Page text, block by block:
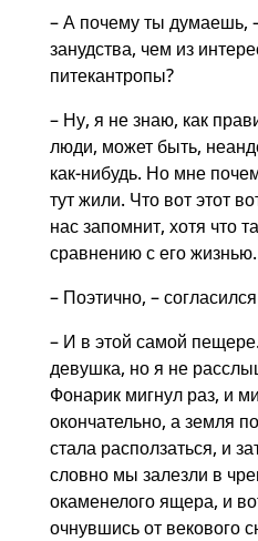
– А почему ты думаешь,
занудства, чем из
питекантропы?
– Ну, я не знаю, как
люди, может быть,
как-нибудь. Но мне
тут жили. Что вот этот
нас запомнит, хотя что
сравнению с его
– Поэтично, –
– И в этой самой
девушка, но я не
Фонарик мигнул раз, и
окончательно, а земля
стала расползаться, и
словно мы залезли в
окаменелого ящера, и
очнувшись от векового